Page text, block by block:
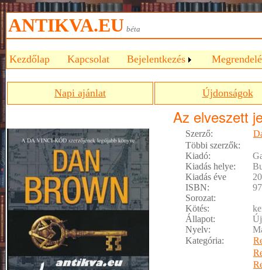
ANTIKVA.EU béta
Kezdőlap Kapcsolat Bejelentkezés
Napi ajánlat Újdonságok
Az elveszett
Szerző:
Többi szerzők:
Kiadó:
Kiadás helye:
Kiadás éve
ISBN:
Sorozat:
Kötés:
Állapot:
Nyelv:
Kategória: